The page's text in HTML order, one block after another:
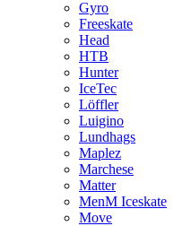
Gyro
Freeskate
Head
HTB
Hunter
IceTec
Löffler
Luigino
Lundhags
Maplez
Marchese
Matter
MenM Iceskate
Move